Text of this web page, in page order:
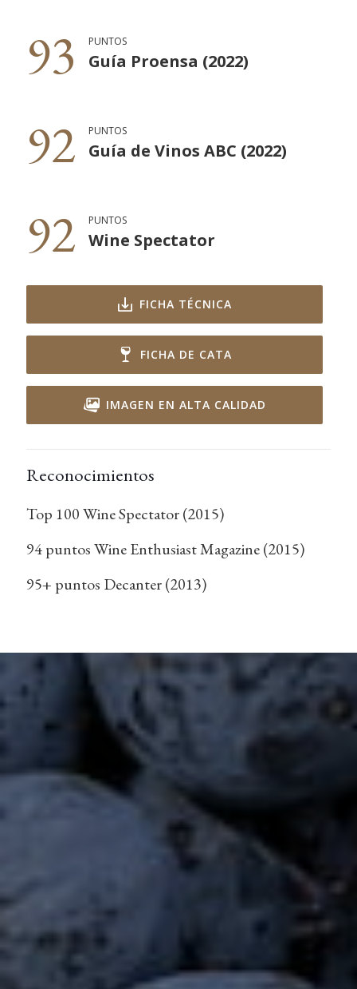
93 PUNTOS
Guía Proensa (2022)
92 PUNTOS
Guía de Vinos ABC (2022)
92 PUNTOS
Wine Spectator
FICHA TÉCNICA
FICHA DE CATA
IMAGEN EN ALTA CALIDAD
Reconocimientos
Top 100 Wine Spectator (2015)
94 puntos Wine Enthusiast Magazine (2015)
95+ puntos Decanter (2013)